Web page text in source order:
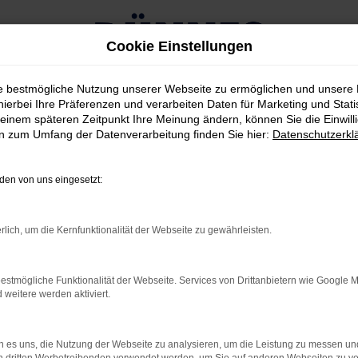
IN
wieder gestellt und offen gestanden, kommt es bei der
geeignet ist und gleich in mehrerlei Hinsicht
ein Ford Transit ist ein Hingucker und weckt gleich auf den
die Eignung sowohl für den Stadtverkehr als
Cookie Einstellungen
bestmögliche Nutzung unserer Webseite zu ermöglichen und unsere
Ihre Präferenzen und verarbeiten Daten für Marketing und
späteren Zeitpunkt Ihre Meinung ändern, können Sie die
zum Umfang der Datenverarbeitung finden Sie hier:
von uns eingesetzt:
um die Kernfunktionalität der Webseite zu gewährleisten.
Funktionalität der Webseite. Services von Drittanbietern wie Google
weitere werden aktiviert.
es uns, die Nutzung der Webseite zu analysieren, um die Leistung zu messen